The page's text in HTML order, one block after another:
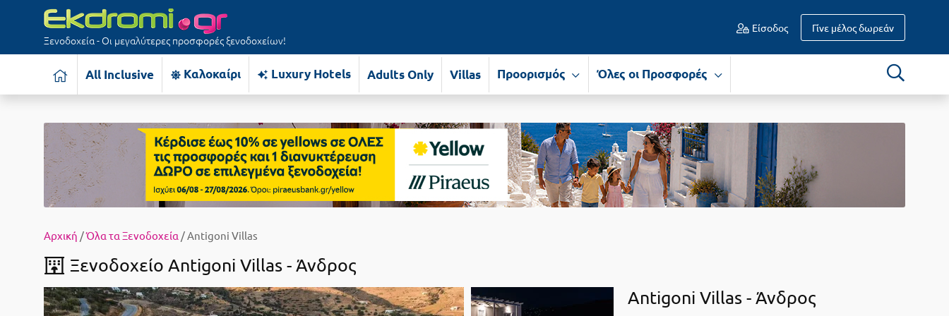
Ξενοδοχεία - Οι μεγαλύτερες προσφορές ξενοδοχείων!
Είσοδος Γίνε μέλος δωρεάν
All Inclusive Καλοκαίρι Luxury Hotels Adults Only Villas Προορισμός Όλες οι Προσφορές
Αρχική /Όλα τα Ξενοδοχεία / Antigoni Villas
Ξενοδοχείο Antigoni Villas -Άνδρος
Antigoni Villas -Άνδρος